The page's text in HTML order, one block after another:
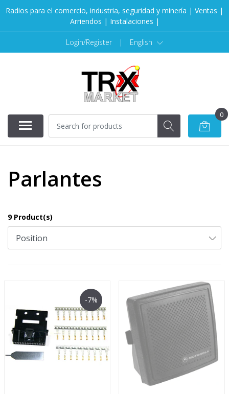
Radios para el comercio, industria, seguridad y minería | Ventas |
Arriendos | Instalaciones |
Login/Register | English
0
Parlantes
9 Product(s)
-7%